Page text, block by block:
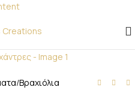
παρακαλώ
μαζί μας!
/Βραχιόλια